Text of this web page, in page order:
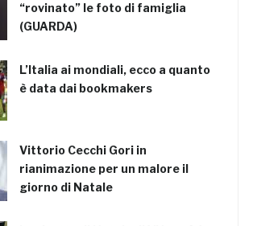
“rovinato” le foto di famiglia
(GUARDA)
L’Italia ai mondiali, ecco a quanto
è data dai bookmakers
Vittorio Cecchi Gori in
rianimazione per un malore il
giorno di Natale